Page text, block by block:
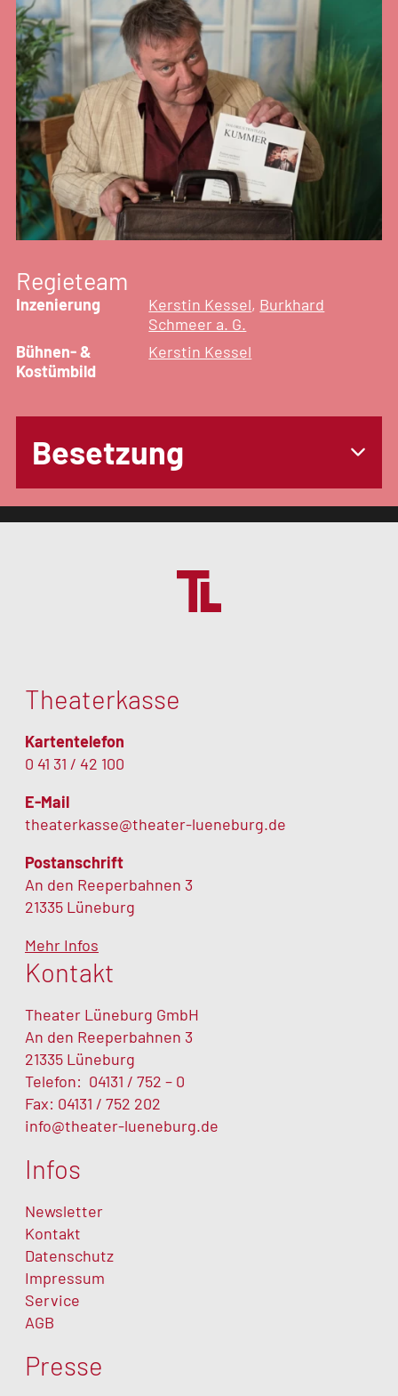
Regieteam
Inzenierung Kerstin Kessel, Burkhard
Schmeer a. G.
Bühnen- &
Kostümbild
Kerstin Kessel
Besetzung
Museau
Theaterkasse
Kartentelefon
0 41 31 / 42 100
E-Mail
theaterkasse@theater-lueneburg.de
Postanschrift
An den Reeperbahnen 3
21335 Lüneburg
Mehr Infos
Kontakt
Theater Lüneburg GmbH
An den Reeperbahnen 3
21335 Lüneburg
Telefon: 04131 / 752 – 0
Fax: 04131 / 752 202
info@theater-lueneburg.de
Infos
Newsletter
Kontakt
Datenschutz
Impressum
Service
AGB
Presse